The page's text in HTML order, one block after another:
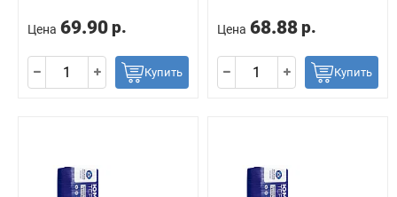
Цена 69.90 р.
Купить
Цена 68.88 р.
Купить